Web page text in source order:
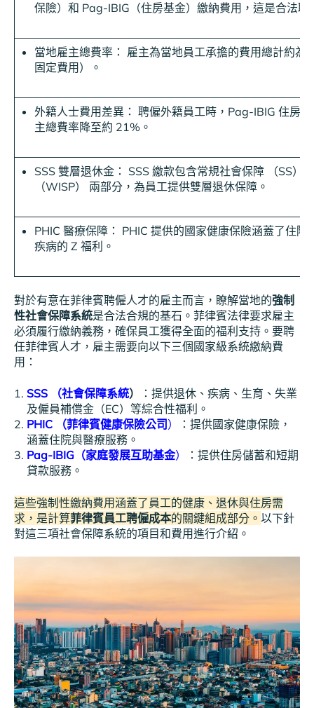
保險）和 Pag-IBIG（住房基金）繳納費用，這是合法聘
當地雇主總費率： 雇主為當地員工承擔的費用總計約為
固定費用）。
外籍人士費用差異： 聘僱外籍員工時，Pag-IBIG 住房
主總費率降至約 21%。
SSS 雙層退休金： SSS 繳款包含常規社會保障 （SS）
（WISP） 兩部分，為員工提供雙層退休保障。
PHIC 醫療保障： PHIC 提供的國家健康保險涵蓋了住院
疾病的 Z 福利。
對於有意在菲律賓聘僱人才的雇主而言，瞭解當地的強制
性社會保障系統是合法合規的基石。菲律賓法律要求雇主
必須履行繳納義務，確保員工獲得全面的福利支持。要聘
任菲律賓人才，雇主需要向以下三個國家級系統繳納費
用：
SSS （社會保障系統）
：提供退休、疾病、生育、失業
及僱員補償金（EC）等綜合性福利。
PHIC （菲律賓健康保險公司）
：提供國家健康保險，
涵蓋住院與醫療服務。
Pag-IBIG（家庭發展互助基金）
：提供住房儲蓄和短期
貸款服務。
這些強制性繳納費用涵蓋了員工的健康、退休與住房需
求，是計算菲律賓員工聘僱成本的關鍵組成部分。 以下針
對這三項社會保障系統的項目和費用進行介紹。